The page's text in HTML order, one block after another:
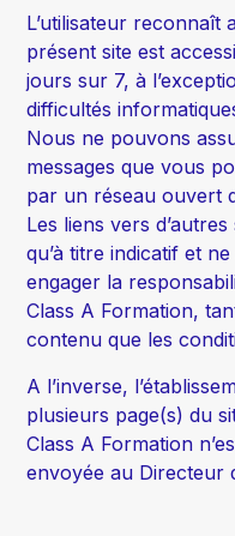
L’utilisateur reconnaît
présent site est
jours sur 7, à
difficultés
Nous ne pouvons
messages que vous
par un réseau ouvert
Les liens vers
qu’à titre indicatif et
engager la
Class A Formation,
contenu que les
A l’inverse,
plusieurs page(s) du
Class A Formation
envoyée au Directeur